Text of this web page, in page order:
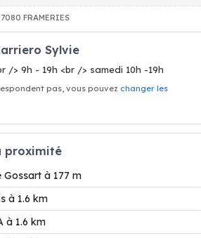
FRAMERIES
Sylvie
/> 9h - 19h <br /> samedi 10h -19h
pas, vous pouvez changer les
proximité
Gossart à 177 m
à 1.6 km
à 1.6 km